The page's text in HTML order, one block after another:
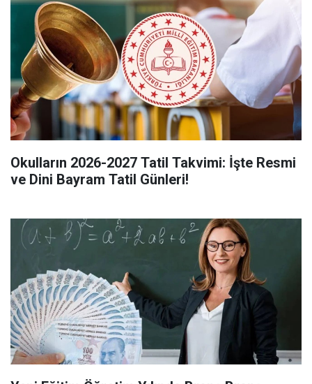
Okulların 2026-2027 Tatil Takvimi: İşte Resmi
ve Dini Bayram Tatil Günleri!